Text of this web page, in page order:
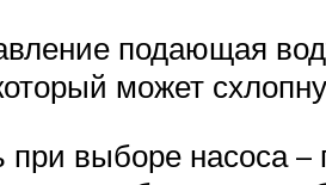
подающая
может
при выборе насоса